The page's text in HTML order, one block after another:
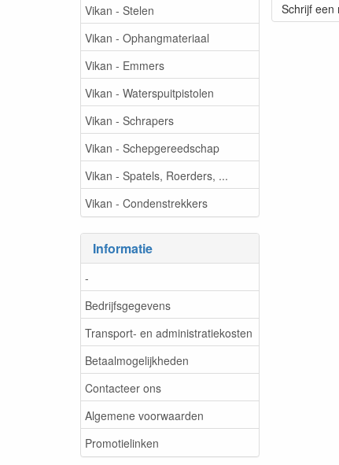
Vikan - Stelen
Vikan - Ophangmateriaal
Vikan - Emmers
Vikan - Waterspuitpistolen
Vikan - Schrapers
Vikan - Schepgereedschap
Vikan - Spatels, Roerders, ...
Vikan - Condenstrekkers
Informatie
-
Bedrijfsgegevens
Transport- en administratiekosten
Betaalmogelijkheden
Contacteer ons
Algemene voorwaarden
Promotielinken
Schrijf een